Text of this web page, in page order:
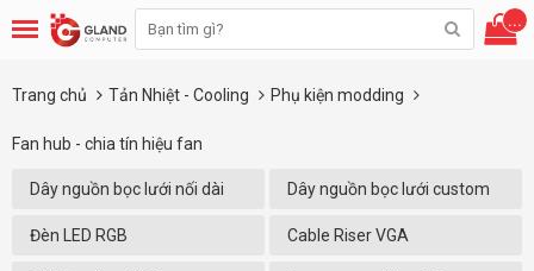
...
Trang chủ Tản Nhiệt - Cooling Phụ kiện modding
Fan hub - chia tín hiệu fan
Dây nguồn bọc lưới nối dài Dây nguồn bọc lưới custom
full
Đèn LED RGB Cable Riser VGA